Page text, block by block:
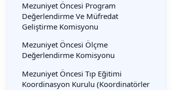
Mezuniyet Öncesi Program
Değerlendirme Ve Müfredat
Geliştirme Komisyonu
Mezuniyet Öncesi Ölçme
Değerlendirme Komisyonu
Mezuniyet Öncesi Tıp Eğitimi
Koordinasyon Kurulu (Koordinatörler